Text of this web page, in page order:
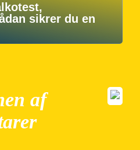
sikrer du en
af